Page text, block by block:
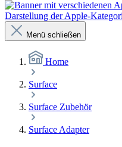
Menü schließen
Home
Surface
Surface Zubehör
Surface Adapter